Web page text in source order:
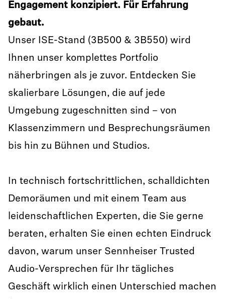
Engagement konzipiert. Für Erfahrung
gebaut.
Unser ISE-Stand (3B500 & 3B550) wird
Ihnen unser komplettes Portfolio
näherbringen als je zuvor. Entdecken Sie
skalierbare Lösungen, die auf jede
Umgebung zugeschnitten sind – von
Klassenzimmern und Besprechungsräumen
bis hin zu Bühnen und Studios.
In technisch fortschrittlichen, schalldichten
Demoräumen und mit einem Team aus
leidenschaftlichen Experten, die Sie gerne
beraten, erhalten Sie einen echten Eindruck
davon, warum unser Sennheiser Trusted
Audio-Versprechen für Ihr tägliches
Geschäft wirklich einen Unterschied machen